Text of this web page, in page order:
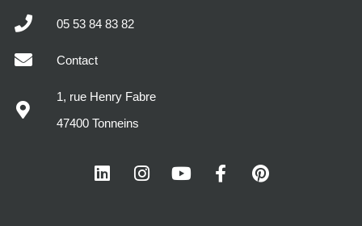
05 53 84 83 82
Contact
1, rue Henry Fabre
47400 Tonneins